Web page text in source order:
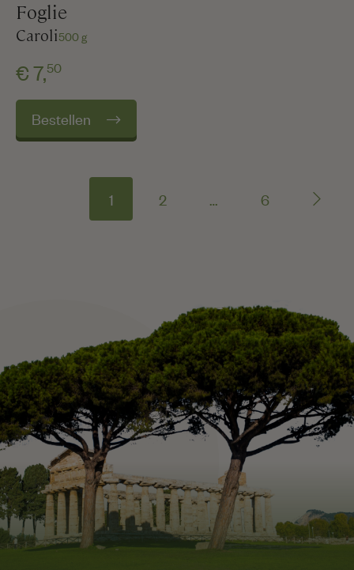
Foglie
Caroli500 g
€ 7,50
Bestellen
1 2 6